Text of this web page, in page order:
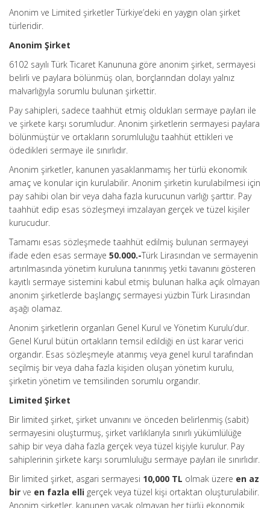
Anonim ve Limited şirketler Türkiye’deki en yaygın olan şirket
türleridir.
Anonim Şirket
6102 sayılı Türk Ticaret Kanununa göre anonim şirket, sermayesi
belirli ve paylara bölünmüş olan, borçlarından dolayı yalnız
malvarlığıyla sorumlu bulunan şirkettir.
Pay sahipleri, sadece taahhüt etmiş oldukları sermaye payları ile
ve şirkete karşı sorumludur. Anonim şirketlerin sermayesi paylara
bölünmüştür ve ortakların sorumluluğu taahhüt ettikleri ve
ödedikleri sermaye ile sınırlıdır.
Anonim şirketler, kanunen yasaklanmamış her türlü ekonomik
amaç ve konular için kurulabilir. Anonim şirketin kurulabilmesi için
pay sahibi olan bir veya daha fazla kurucunun varlığı şarttır. Pay
taahhüt edip esas sözleşmeyi imzalayan gerçek ve tüzel kişiler
kurucudur.
Tamamı esas sözleşmede taahhüt edilmiş bulunan sermayeyi
ifade eden esas sermaye 50.000.-Türk Lirasından ve sermayenin
artırılmasında yönetim kuruluna tanınmış yetki tavanını gösteren
kayıtlı sermaye sistemini kabul etmiş bulunan halka açık olmayan
anonim şirketlerde başlangıç sermayesi yüzbin Türk Lirasından
aşağı olamaz.
Anonim şirketlerin organları Genel Kurul ve Yönetim Kurulu’dur.
Genel Kurul bütün ortakların temsil edildiği en üst karar verici
organdır. Esas sözleşmeyle atanmış veya genel kurul tarafından
seçilmiş bir veya daha fazla kişiden oluşan yönetim kurulu,
şirketin yönetim ve temsilinden sorumlu organdır.
Limited Şirket
Bir limited şirket, şirket unvanını ve önceden belirlenmiş (sabit)
sermayesini oluşturmuş, şirket varlıklarıyla sınırlı yükümlülüğe
sahip bir veya daha fazla gerçek veya tüzel kişiyle kurulur. Pay
sahiplerinin şirkete karşı sorumluluğu sermaye payları ile sınırlıdır.
Bir limited şirket, asgari sermayesi 10,000 TL olmak üzere en az
bir ve en fazla elli gerçek veya tüzel kişi ortaktan oluşturulabilir.
Anonim şirketler, kanunen yasak olmayan her türlü ekonomik